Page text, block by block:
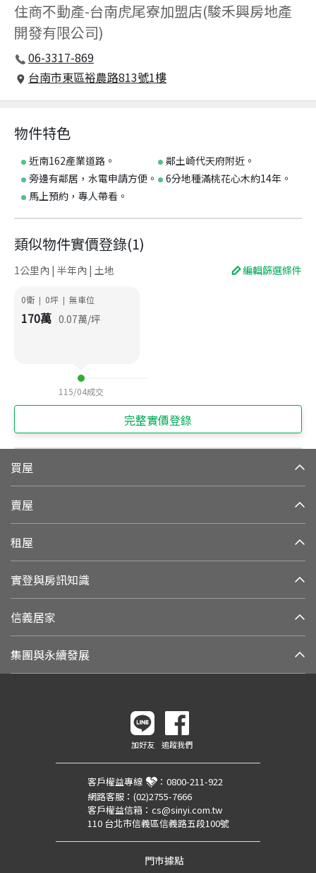
住商不動產-台南虎尾寮加盟店(駿禾興房地產
開發有限公司)
06-3317-869
台南市東區裕農路813號1樓
物件特色
近南162產業道路。
鄰土崎代天府附近。
旁邊有鄰居，水電申請方便。
6分地種滿桃花心木約14年。
馬上預約，專人帶看。
類似物件實價登錄(1)
1公里內 | 半年內 | 土地 編輯篩選條件
0衛 | 0坪 | 無車位
170萬 0.07萬/坪
115/04成交
完整實價登錄
買屋
賣屋
租屋
實登與房訊知識
信義居家
集團與永續發展
加好友 追蹤我們
客戶權益專線 ： 0800-211-922
網路客服： (02)2755-7666
客戶權益信箱： cs@sinyi.com.tw
110 台北市信義區信義路五段100號
門市據點